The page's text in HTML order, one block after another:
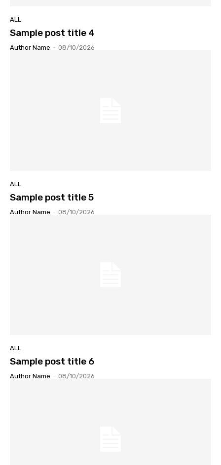
ALL
Sample post title 4
Author Name - 08/10/2026
ALL
Sample post title 5
Author Name - 08/10/2026
ALL
Sample post title 6
Author Name - 08/10/2026